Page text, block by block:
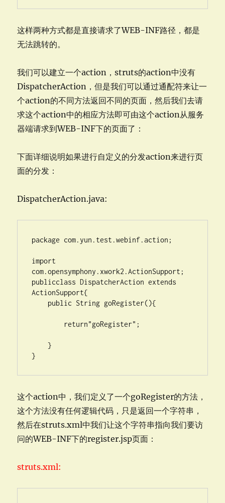
这样两种方式都是直接请求了WEB-INF路径，都是
无法跳转的。
我们可以建立一个action，struts的action中没有
DispatcherAction，但是我们可以通过通配符来让一
个action的不同方法返回不同的页面，然后我们去请
求这个action中的相应方法即可由这个action从服务
器端请求到WEB-INF下的页面了：
下面详细说明如果进行自定义的分发action来进行页
面的分发：
DispatcherAction.java:
package com.yun.test.webinf.action;
import
com.opensymphony.xwork2.ActionSupport;
publicclass DispatcherAction extends
ActionSupport{
    }
}
这个action中，我们定义了一个goRegister的方法，
这个方法没有任何逻辑代码，只是返回一个字符串，
然后在struts.xml中我们让这个字符串指向我们要访
问的WEB-INF下的register.jsp页面：
struts.xml: